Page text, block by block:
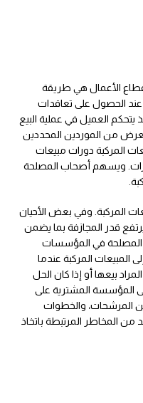
قطاع الأعمال هي طريقة
عند الحصول على تعاقدات
العميل في عملية البيع
من الموردين المحددين
المركبة دورات مبيعات
ويسهم أصحاب المصلحة
المركبة. وفي بعض الأحيان
قدر المجازفة بما يضمن
المصلحة في المؤسسات
المبيعات المركبة عندما
بيعها أو إذا كان الحل
المؤسسة المشترية على
المرشحات، والخطوات
من المخاطر المرتبطة باتخاذ